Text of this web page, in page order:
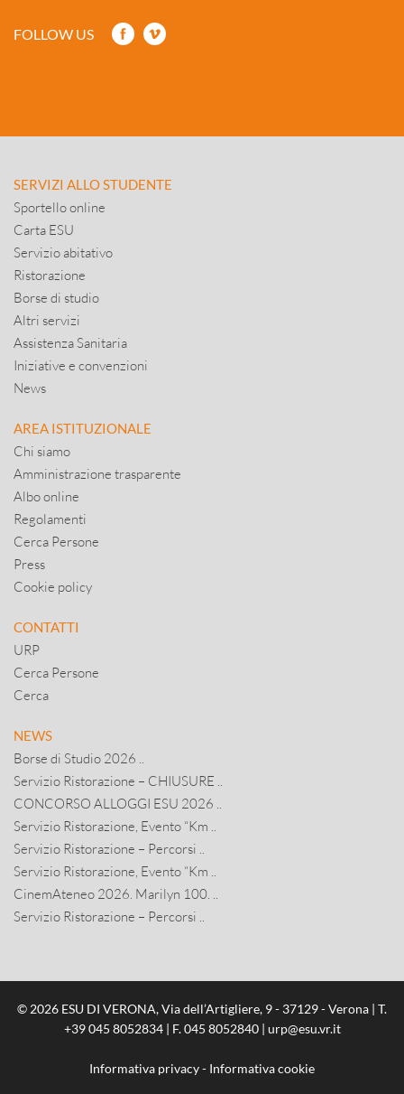
FOLLOW US
SERVIZI ALLO STUDENTE
Sportello online
Carta ESU
Servizio abitativo
Ristorazione
Borse di studio
Altri servizi
Assistenza Sanitaria
Iniziative e convenzioni
News
AREA ISTITUZIONALE
Chi siamo
Amministrazione trasparente
Albo online
Regolamenti
Cerca Persone
Press
Cookie policy
CONTATTI
URP
Cerca Persone
Cerca
NEWS
Borse di Studio 2026 ..
Servizio Ristorazione – CHIUSURE ..
CONCORSO ALLOGGI ESU 2026 ..
Servizio Ristorazione, Evento “Km ..
Servizio Ristorazione – Percorsi ..
Servizio Ristorazione, Evento “Km ..
CinemAteneo 2026. Marilyn 100. ..
Servizio Ristorazione – Percorsi ..
© 2026 ESU DI VERONA, Via dell’Artigliere, 9 - 37129 - Verona | T.
+39 045 8052834| F. 045 8052840 | urp@esu.vr.it
Informativa privacy- Informativa cookie